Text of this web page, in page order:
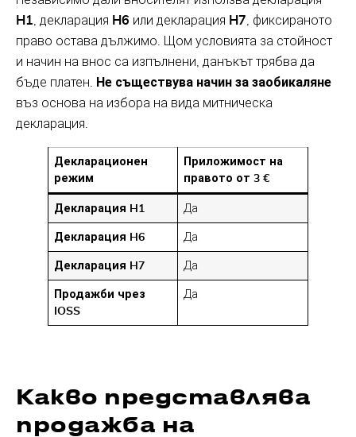
H1 , декларация H6 или декларация H7 , фиксираното
право остава дължимо. Щом условията за стойност
и начин на внос са изпълнени, данъкът трябва да
бъде платен.
Не съществува начин за заобикаляне
въз основа на избора на вида митническа
декларация.
Декларационен
режим
Приложимост на
правото от 3 €
Декларация H1 Да
Декларация H6 Да
Декларация H7 Да
Продажби чрез
IOSS
Да
Какво представлява
продажба на